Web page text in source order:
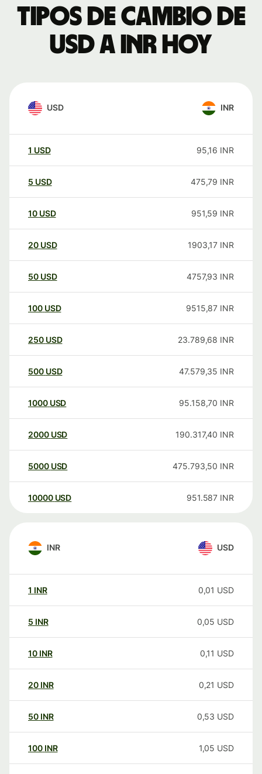
Tipos de cambio de
USD a INR hoy
USD INR
1 USD 95,16 INR
5 USD 475,79 INR
10 USD 951,59 INR
20 USD 1903,17 INR
50 USD 4757,93 INR
100 USD 9515,87 INR
250 USD 23.789,68 INR
500 USD 47.579,35 INR
1000 USD 95.158,70 INR
2000 USD 190.317,40 INR
5000 USD 475.793,50 INR
10000 USD 951.587 INR
INR USD
1 INR 0,01 USD
5 INR 0,05 USD
10 INR 0,11 USD
20 INR 0,21 USD
50 INR 0,53 USD
100 INR 1,05 USD